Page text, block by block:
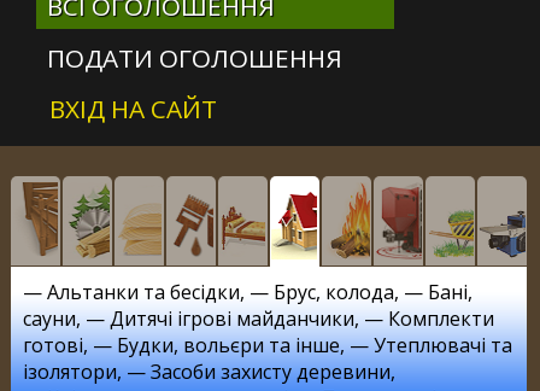
ПОДАТИ ОГОЛОШЕННЯ
ВХІД НА САЙТ
—Альтанки та бесідки, — Брус, колода, — Бані,
сауни, —Дитячі ігрові майданчики, —Комплекти
готові, —Будки, вольєри та інше, —Утеплювачі та
ізолятори, —Засоби захисту деревини,